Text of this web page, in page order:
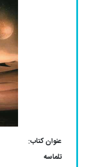
عنوان کتاب:
تلماسه